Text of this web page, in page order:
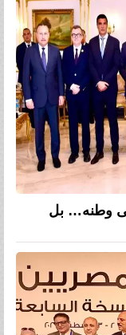
وطنه… بل